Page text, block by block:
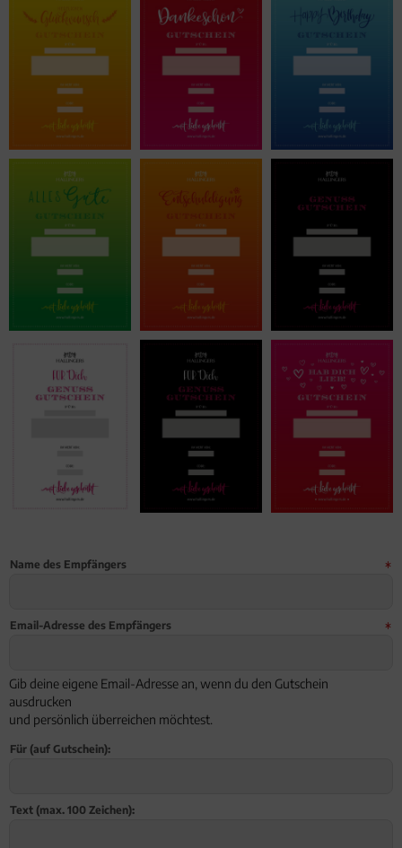
Name des Empfängers
Email-Adresse des Empfängers
Gib deine eigene Email-Adresse an, wenn du den Gutschein
ausdrucken
und persönlich überreichen möchtest.
Für (auf Gutschein):
Text (max. 100 Zeichen):